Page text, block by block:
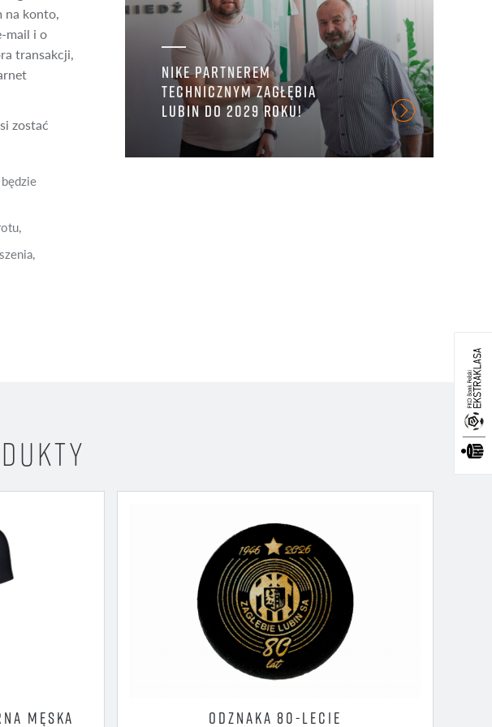
na konto,
mail i o
transakcji,
zostać
NIKE PARTNEREM
TECHNICZNYM ZAGŁĘBIA
LUBIN DO 2029 ROKU!
MĘSKA
ODZNAKA 80-LECIE